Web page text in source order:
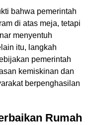
bahwa pemerintah
di atas meja, tetapi
menyentuh
itu, langkah
pemerintah
kemiskinan dan
berpenghasilan
Rumah